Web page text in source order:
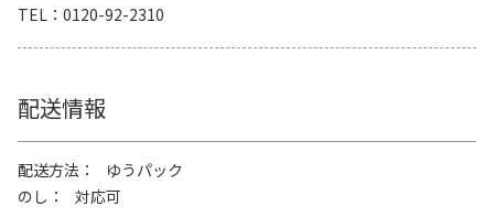
TEL
0120-92-2310
配送情報
配送方法
ゆうパック
のし
対応可